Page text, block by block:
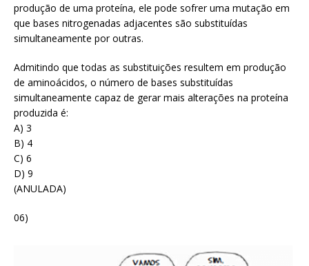
produção de uma proteína, ele pode sofrer uma mutação em
que bases nitrogenadas adjacentes são substituídas
simultaneamente por outras.
Admitindo que todas as substituições resultem em produção
de aminoácidos, o número de bases substituídas
simultaneamente capaz de gerar mais alterações na proteína
produzida é:
A) 3
B) 4
C) 6
D) 9
(ANULADA)
06)